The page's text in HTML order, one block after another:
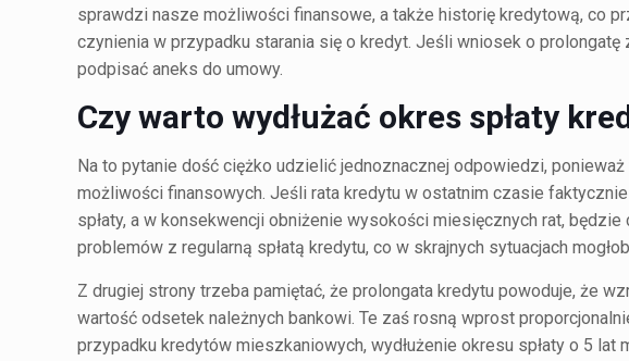
sprawdzi nasze możliwości finansowe, a także historię kredytową, co
czynienia w przypadku starania się o kredyt. Jeśli wniosek o
podpisać aneks do umowy.
Czy warto wydłużać okres spłaty
Na to pytanie dość ciężko udzielić jednoznacznej odpowiedzi,
możliwości finansowych. Jeśli rata kredytu w ostatnim czasie
spłaty, a w konsekwencji obniżenie wysokości miesięcznych rat,
problemów z regularną spłatą kredytu, co w skrajnych sytuacjach
Z drugiej strony trzeba pamiętać, że prolongata kredytu powoduje, że
wartość odsetek należnych bankowi. Te zaś rosną wprost
przypadku kredytów mieszkaniowych, wydłużenie okresu spłaty o 5